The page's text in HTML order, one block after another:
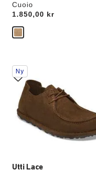
Cuoio
Price:
1.850,00 kr
Utti Lace
Samhandling
med
swatch-
farger
oppdatere
produktbildet
Ny